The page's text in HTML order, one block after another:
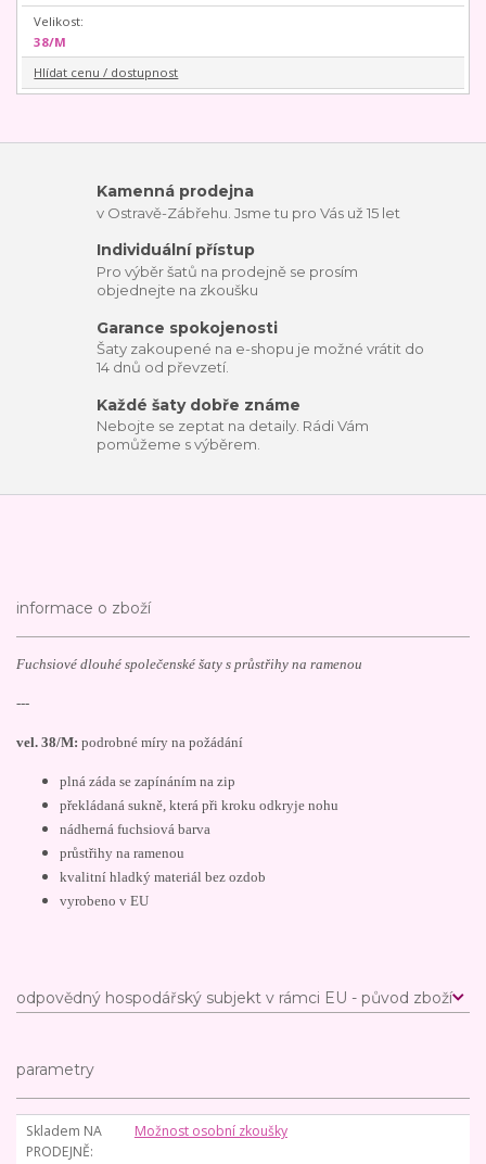
Velikost:
38/M
Hlídat cenu / dostupnost
Kamenná prodejna
v Ostravě-Zábřehu. Jsme tu pro Vás už 15 let
Individuální přístup
Pro výběr šatů na prodejně se prosím
objednejte na zkoušku
Garance spokojenosti
Šaty zakoupené na e-shopu je možné vrátit do
14 dnů od převzetí.
Každé šaty dobře známe
Nebojte se zeptat na detaily. Rádi Vám
pomůžeme s výběrem.
informace o zboží
Fuchsiové dlouhé společenské šaty s průstřihy na ramenou
---
vel. 38/M: podrobné míry na požádání
plná záda se zapínáním na zip
překládaná sukně, která při kroku odkryje nohu
nádherná fuchsiová barva
průstřihy na ramenou
kvalitní hladký materiál bez ozdob
vyrobeno v EU
odpovědný hospodářský subjekt v rámci EU - původ zboží
parametry
Skladem NA
PRODEJNĚ
Možnost osobní zkoušky